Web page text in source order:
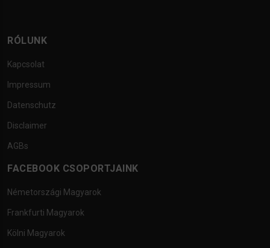
RÓLUNK
Kapcsolat
Impressum
Datenschutz
Disclaimer
AGBs
FACEBOOK CSOPORTJAINK
Németországi Magyarok
Frankfurti Magyarok
Kölni Magyarok